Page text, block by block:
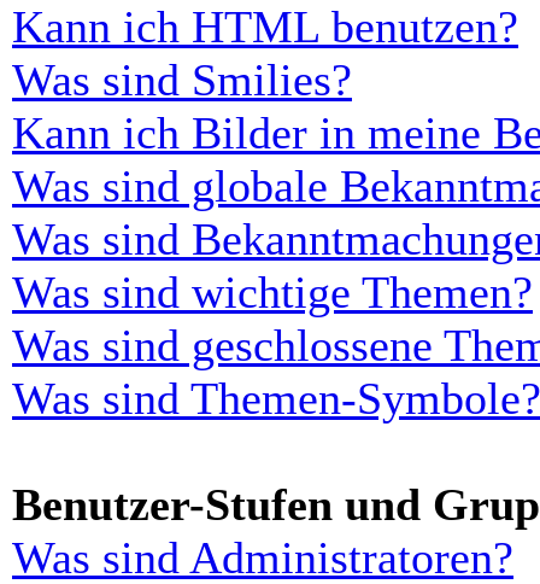
Kann ich HTML benutzen?
Was sind Smilies?
Kann ich Bilder in meine
Was sind globale
Was sind
Was sind wichtige Themen?
Was sind geschlossene
Was sind Themen-Symbole?
Benutzer-Stufen und
Was sind Administratoren?